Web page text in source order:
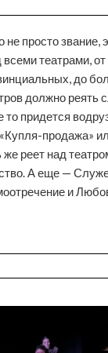
просто звание,
всеми театрами,
до
должно реять
то придется
продажа»
же реет над
А еще —
и